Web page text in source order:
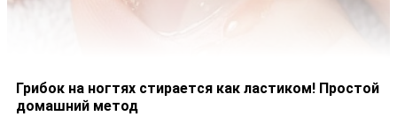
Грибок на ногтях стирается как ластиком! Простой
домашний метод